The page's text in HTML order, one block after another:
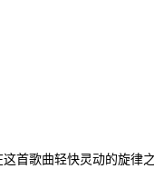
首歌曲轻快灵动的旋律